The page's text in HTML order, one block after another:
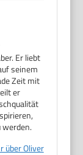
Er liebt
seinem
Zeit mit
er
werden.
über Oliver